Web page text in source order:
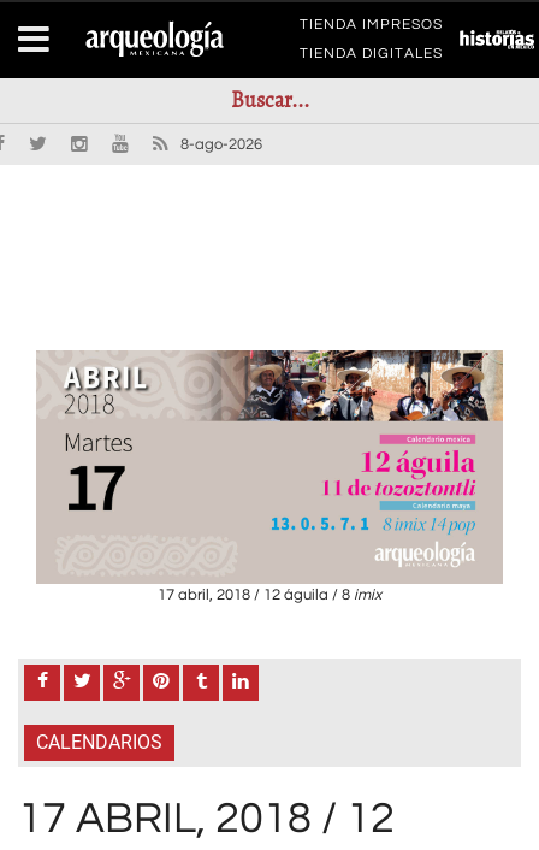
TIENDA IMPRESOS
TIENDA DIGITALES
8-ago-2026
17 abril, 2018 / 12 águila / 8 imix
CALENDARIOS
17 ABRIL, 2018 / 12